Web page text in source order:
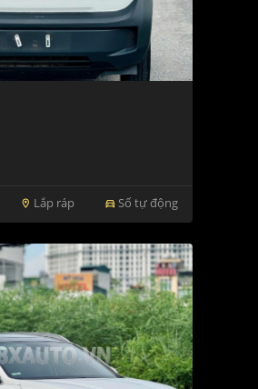
location_on Lắp ráp directions_car Số tự động